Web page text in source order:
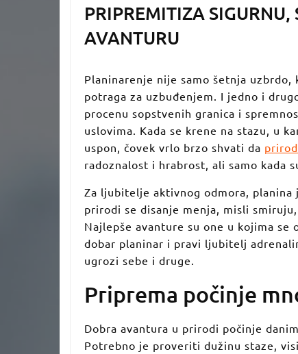
PRIPREMITIZA
AVANTURU
Planinarenje nije samo šetnja
potraga za uzbuđenjem. I jedno i
procenu sopstvenih granica i
uslovima. Kada se krene na stazu, u
uspon, čovek vrlo brzo shvati da
radoznalost i hrabrost, ali samo kada
Za ljubitelje aktivnog odmora, planina
prirodi se disanje menja, misli
Najlepše avanture su one u kojima se
dobar planinar i pravi ljubitelj
ugrozi sebe i druge.
Priprema počinje
Dobra avantura u prirodi počinje
Potrebno je proveriti dužinu staze,